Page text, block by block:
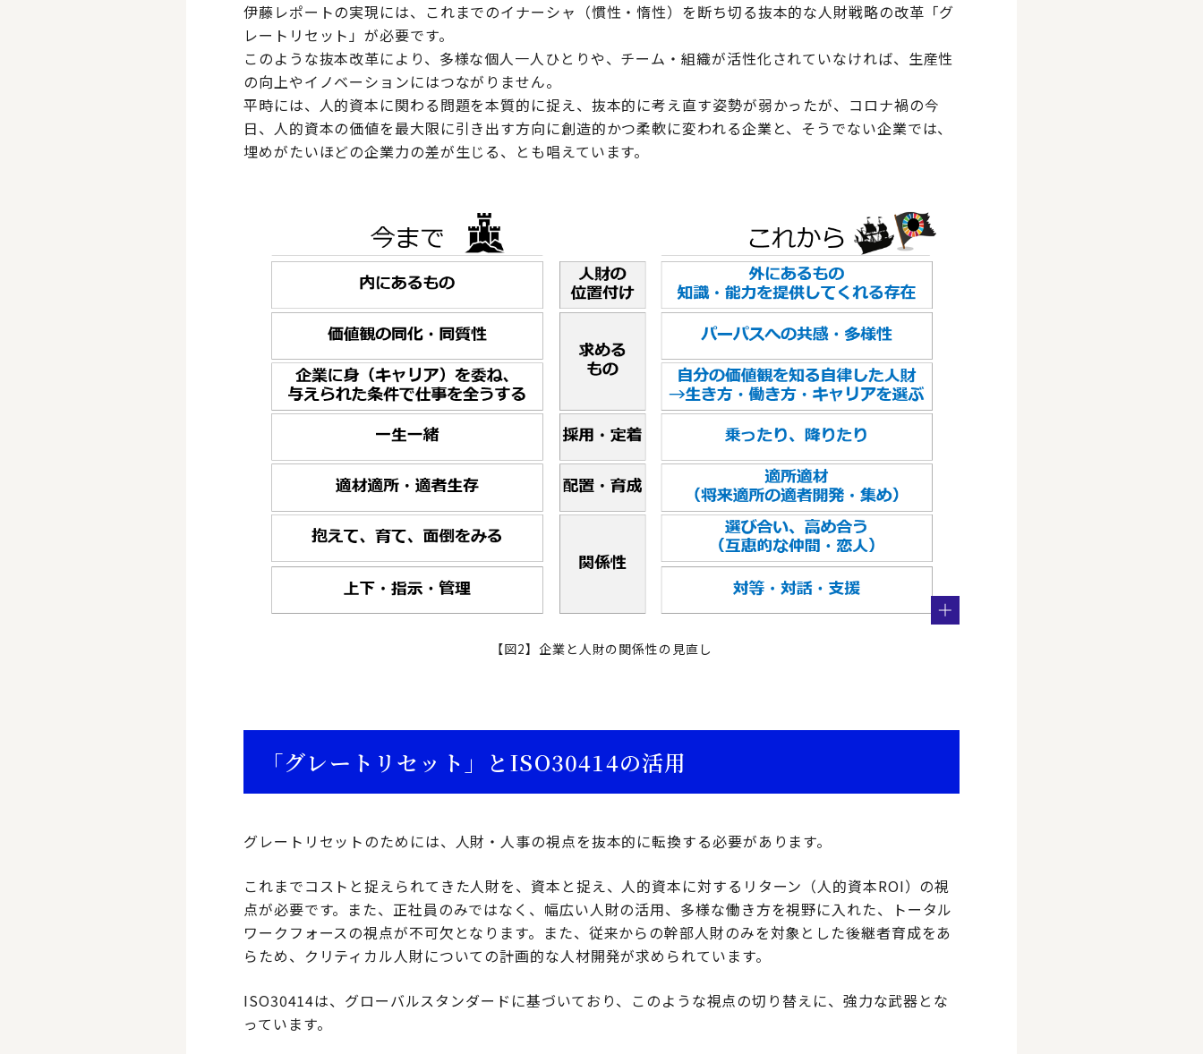
伊藤レポートの実現には、これまでのイナーシャ（慣性・惰性）を断ち切る抜本的な人財戦略の改革「グ
レートリセット」が必要です。
このような抜本改革により、多様な個人一人ひとりや、チーム・組織が活性化されていなければ、生産性
の向上やイノベーションにはつながりません。
平時には、人的資本に関わる問題を本質的に捉え、抜本的に考え直す姿勢が弱かったが、コロナ禍の今
日、人的資本の価値を最大限に引き出す方向に創造的かつ柔軟に変われる企業と、そうでない企業では、
埋めがたいほどの企業力の差が生じる、とも唱えています。
【図2】企業と人財の関係性の見直し
「グレートリセット」とISO30414の活用
グレートリセットのためには、人財・人事の視点を抜本的に転換する必要があります。
これまでコストと捉えられてきた人財を、資本と捉え、人的資本に対するリターン（人的資本ROI）の視
点が必要です。また、正社員のみではなく、幅広い人財の活用、多様な働き方を視野に入れた、トータル
ワークフォースの視点が不可欠となります。また、従来からの幹部人財のみを対象とした後継者育成をあ
らため、クリティカル人財についての計画的な人材開発が求められています。
ISO30414は、グローバルスタンダードに基づいており、このような視点の切り替えに、強力な武器とな
っています。